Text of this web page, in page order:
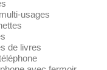
usages
de livres